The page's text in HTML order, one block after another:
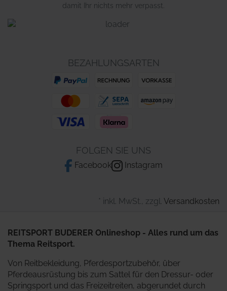
damit Ihr nichts mehr verpasst.
BEZAHLUNGSARTEN
FOLGEN SIE UNS
Facebook Instagram
* inkl. MwSt., zzgl. Versandkosten
REITSPORT BUDERER Onlineshop - Alles rund um das
Thema Reitsport.
Von Reitbekleidung, Pferdesportzubehör, über
Pferdeausrüstung bis zum Sattel für den Dressur- oder
Springsport und das Freizeitreiten, abgerundet durch